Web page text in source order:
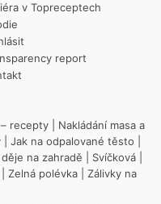
v Topreceptech
report
recepty
Nakládání masa a
Jak na odpalované těsto
na zahradě Svíčková
Zelná polévka
Zálivky na